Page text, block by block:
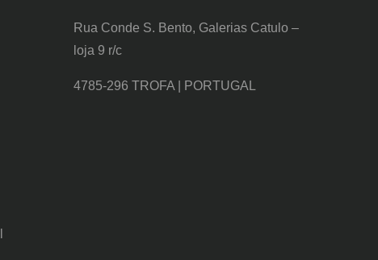
Rua Conde S. Bento, Galerias Catulo –
loja 9 r/c
4785-296 TROFA | PORTUGAL